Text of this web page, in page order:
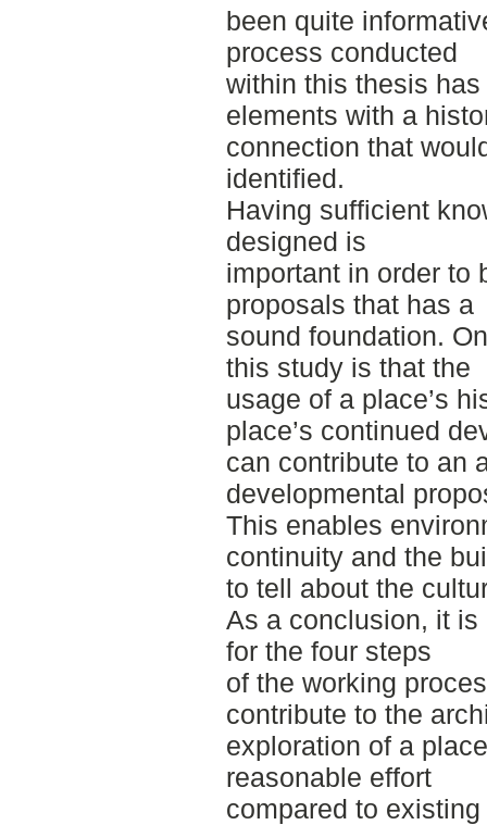
been quite
process conducted
within this thesis
elements with a
connection that
identified.
Having sufficient
designed is
important in order to
proposals that has a
sound foundation.
this study is that the
usage of a place’s
place’s continued
can contribute to an
developmental
This enables
continuity and the
to tell about the
As a conclusion, it
for the four steps
of the working
contribute to the
exploration of a
reasonable effort
compared to